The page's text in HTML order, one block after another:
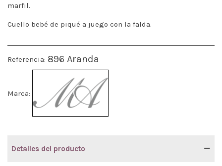
marfil.
Cuello bebé de piqué a juego con la falda.
Referencia: 896 Aranda
Marca:
Detalles del producto